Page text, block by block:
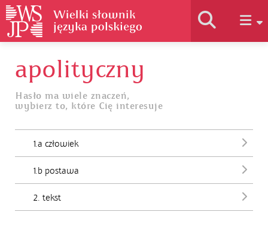
Historia słownika
Jak korzystać
apolityczny
Hasło ma wiele znaczeń,
wybierz to, które Cię interesuje
1.a człowiek
1.b postawa
2. tekst